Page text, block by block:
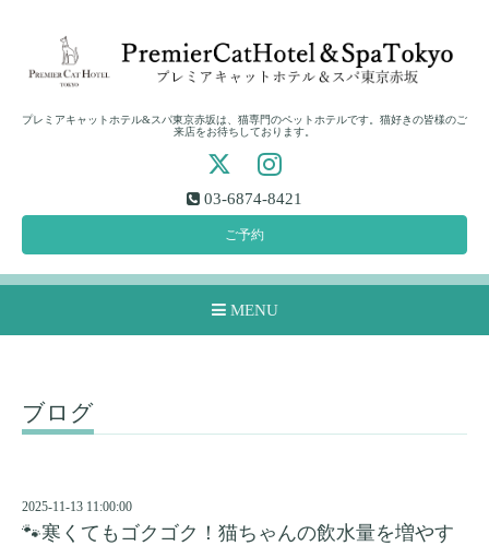
プレミアキャットホテル&スパ東京赤坂は、猫専門のペットホテルです。猫好きの皆様のご
来店をお待ちしております。
03-6874-8421
ご予約
MENU
ブログ
2025-11-13 11:00:00
🐾寒くてもゴクゴク！猫ちゃんの飲水量を増やす